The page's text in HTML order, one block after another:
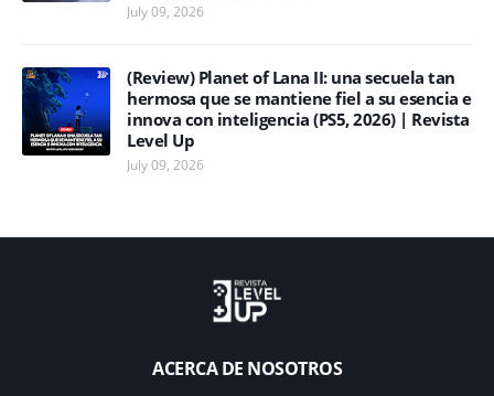
July 09, 2026
(Review) Planet of Lana II: una secuela tan
hermosa que se mantiene fiel a su esencia e
innova con inteligencia (PS5, 2026) | Revista
Level Up
July 09, 2026
ACERCA DE NOSOTROS